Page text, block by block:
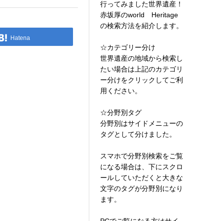
Hatena
行ってみました世界遺産！
赤坂厚のworld Heritage
の検索方法を紹介します。
☆カテゴリー分け
世界遺産の地域から検索し
たい場合は上記のカテゴリ
ー分けをクリックしてご利
用ください。
☆分野別タグ
分野別はサイドメニューの
タグとして分けました。
スマホで分野別検索をご覧
になる場合は、下にスクロ
ールしていただくと大きな
文字のタグが分野別になり
ます。